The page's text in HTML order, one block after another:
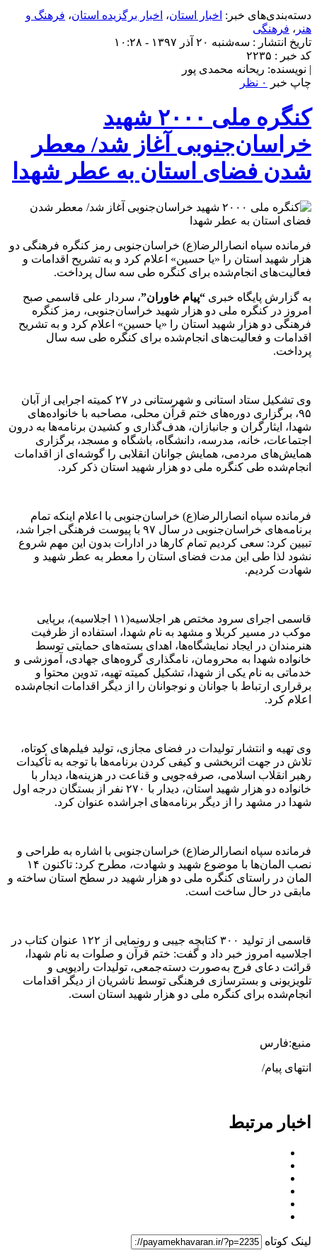
دسته‌بندی‌های خبر: اخبار استان، اخبار برگزیده استان، فرهنگ و
هنر ، فرهنگی
تاریخ انتشار : سه‌شنبه ۲۰ آذر ۱۳۹۷ - ۱۰:۲۸
کد خبر : ۲۲۳۵
| نویسنده: ریحانه محمدی پور
چاپ خبر
۰ نظر
کنگره ملی ۲۰۰۰ شهید
خراسان‌جنوبی آغاز شد/ معطر
شدن فضای استان به عطر شهدا
فرمانده سپاه انصارالرضا(ع) خراسان‌جنوبی رمز کنگره فرهنگی دو
هزار شهید استان را «یا حسین» اعلام کرد و به تشریح اقدامات و
فعالیت‌های انجام‌شده برای کنگره طی سه سال پرداخت.
به گزارش پایگاه خبری “پیام خاوران”، سردار علی قاسمی صبح
امروز در کنگره ملی دو هزار شهید خراسان‌جنوبی، رمز کنگره
فرهنگی دو هزار شهید استان را «یا حسین» اعلام کرد و به تشریح
اقدامات و فعالیت‌های انجام‌شده برای کنگره طی سه سال
پرداخت.
وی تشکیل ستاد استانی و شهرستانی در ۲۷ کمیته اجرایی از آبان
۹۵، برگزاری دوره‌های ختم قرآن محلی، مصاحبه با خانواده‌های
شهدا، ایثارگران و جانبازان، هدف‌گذاری و کشیدن برنامه‌ها به درون
اجتماعات، خانه، مدرسه، دانشگاه، باشگاه و مسجد، برگزاری
همایش‌های مردمی، همایش جوانان انقلابی را گوشه‌ای از اقدامات
انجام‌شده طی کنگره ملی دو هزار شهید استان ذکر کرد.
فرمانده سپاه انصارالرضا(ع) خراسان‌جنوبی با اعلام اینکه تمام
برنامه‌های خراسان‌جنوبی در سال ۹۷ با پیوست فرهنگی اجرا شد،
تبیین کرد: سعی کردیم تمام کارها در ادارات بدون این مهم شروع
نشود لذا طی این مدت فضای استان را معطر به عطر شهید و
شهادت کردیم.
قاسمی اجرای سرود مختص هر اجلاسیه(۱۱ اجلاسیه)، برپایی
موکب در مسیر کربلا و مشهد به نام شهدا، استفاده از ظرفیت
هنرمندان در ایجاد نمایشگاه‌ها، اهدای بسته‌های حمایتی توسط
خانواده شهدا به محرومان، نامگذاری گروه‌های جهادی، آموزشی و
خدماتی به نام یکی از شهدا، تشکیل کمیته تهیه، تدوین محتوا و
برقراری ارتباط با جوانان و نوجوانان را از دیگر اقدامات انجام‌شده
اعلام کرد.
وی تهیه و انتشار تولیدات در فضای مجازی، تولید فیلم‌های کوتاه،
تلاش در جهت اثربخشی و کیفی کردن برنامه‌ها با توجه به تأکیدات
رهبر انقلاب اسلامی، صرفه‌جویی و قناعت در هزینه‌ها، دیدار با
خانواده دو هزار شهید استان، دیدار با ۲۷۰ نفر از بستگان درجه اول
شهدا در مشهد را از دیگر برنامه‌های اجراشده عنوان کرد.
فرمانده سپاه انصارالرضا(ع) خراسان‌جنوبی با اشاره به طراحی و
نصب المان‌ها با موضوع شهید و شهادت، مطرح کرد: تاکنون ۱۴
المان در راستای کنگره ملی دو هزار شهید در سطح استان ساخته و
مابقی در حال ساخت است.
قاسمی از تولید ۳۰۰ کتابچه جیبی و رونمایی از ۱۲۲ عنوان کتاب در
اجلاسیه امروز خبر داد و گفت: ختم قرآن و صلوات به نام شهدا،
قرائت دعای فرج به‌صورت دسته‌جمعی، تولیدات رادیویی و
تلویزیونی و بسترسازی فرهنگی توسط ناشریان از دیگر اقدامات
انجام‌شده برای کنگره ملی دو هزار شهید استان است.
منبع:فارس
انتهای پیام/
اخبار مرتبط
لینک کوتاه